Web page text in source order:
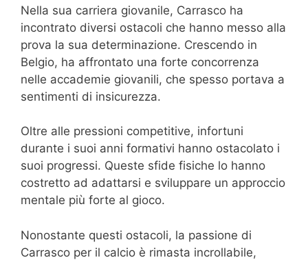
Nella sua carriera giovanile, Carrasco ha
incontrato diversi ostacoli che hanno messo alla
prova la sua determinazione. Crescendo in
Belgio, ha affrontato una forte concorrenza
nelle accademie giovanili, che spesso portava a
sentimenti di insicurezza.
Oltre alle pressioni competitive, infortuni
durante i suoi anni formativi hanno ostacolato i
suoi progressi. Queste sfide fisiche lo hanno
costretto ad adattarsi e sviluppare un approccio
mentale più forte al gioco.
Nonostante questi ostacoli, la passione di
Carrasco per il calcio è rimasta incrollabile,